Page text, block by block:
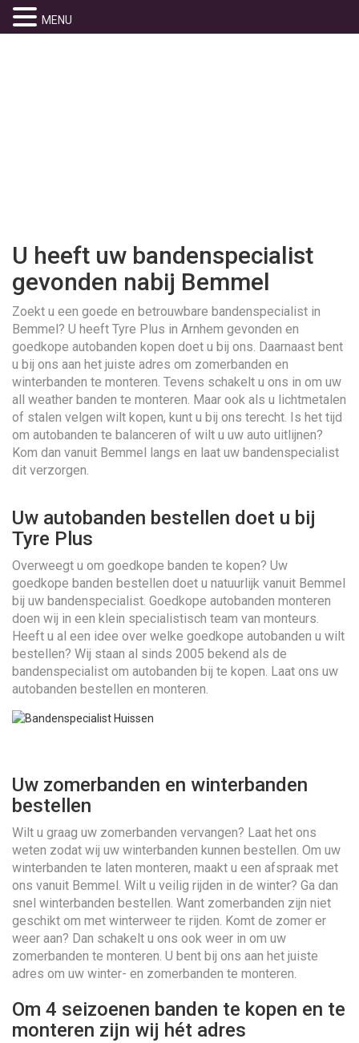
U heeft uw bandenspecialist
gevonden nabij Bemmel
Zoekt u een goede en betrouwbare bandenspecialist in
Bemmel? U heeft Tyre Plus in Arnhem gevonden en
goedkope autobanden kopen doet u bij ons. Daarnaast bent
u bij ons aan het juiste adres om zomerbanden en
winterbanden te monteren. Tevens schakelt u ons in om uw
all weather banden te monteren. Maar ook als u lichtmetalen
of stalen velgen wilt kopen, kunt u bij ons terecht. Is het tijd
om autobanden te balanceren of wilt u uw auto uitlijnen?
Kom dan vanuit Bemmel langs en laat uw bandenspecialist
dit verzorgen.
Uw autobanden bestellen doet u bij
Tyre Plus
Overweegt u om goedkope banden te kopen? Uw
goedkope banden bestellen doet u natuurlijk vanuit Bemmel
bij uw bandenspecialist. Goedkope autobanden monteren
doen wij in een klein specialistisch team van monteurs.
Heeft u al een idee over welke goedkope autobanden u wilt
bestellen? Wij staan al sinds 2005 bekend als de
bandenspecialist om autobanden bij te kopen. Laat ons uw
autobanden bestellen en monteren.
Uw zomerbanden en winterbanden
bestellen
Wilt u graag uw zomerbanden vervangen? Laat het ons
weten zodat wij uw winterbanden kunnen bestellen. Om uw
winterbanden te laten monteren, maakt u een afspraak met
ons vanuit Bemmel. Wilt u veilig rijden in de winter? Ga dan
snel winterbanden bestellen. Want zomerbanden zijn niet
geschikt om met winterweer te rijden. Komt de zomer er
weer aan? Dan schakelt u ons ook weer in om uw
zomerbanden te monteren. U bent bij ons aan het juiste
adres om uw winter- en zomerbanden te monteren.
Om 4 seizoenen banden te kopen en te
monteren zijn wij hét adres
MENU